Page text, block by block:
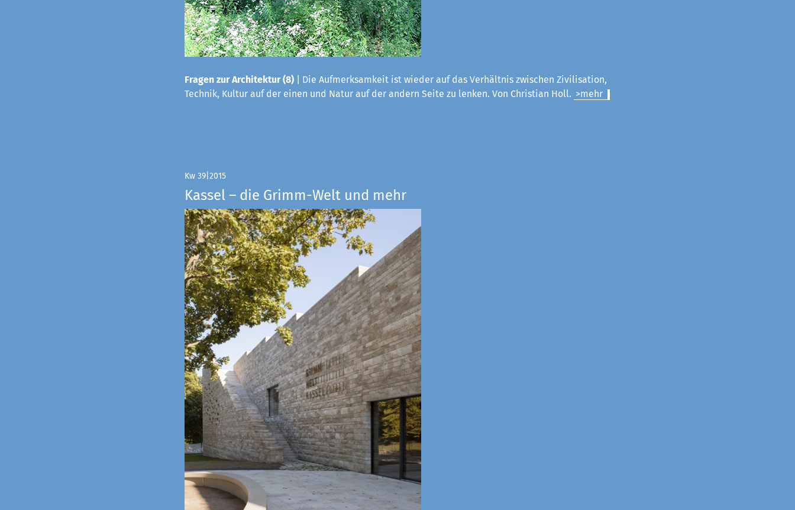
Fragen zur Architektur (8) | Die Aufmerksamkeit ist wieder auf das Verhältnis zwischen Zivilisation,
Technik, Kultur auf der einen und Natur auf der andern Seite zu lenken. Von Christian Holl. >mehr
Kw 39|2015
Kassel – die Grimm-Welt und mehr